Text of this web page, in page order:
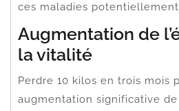
ces maladies potentiellement
Augmentation de
la vitalité
Perdre 10 kilos en trois mois
augmentation significative de